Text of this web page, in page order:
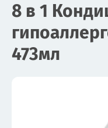
8 в 1
473мл